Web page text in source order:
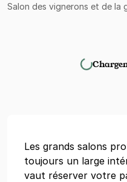
Salon des vignerons et de la
Les grands salons
toujours un large
vaut réserver votre